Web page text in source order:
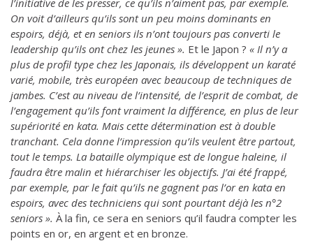
On voit d’ailleurs qu’ils sont un peu moins dominants en
espoirs, déjà, et en seniors ils n’ont toujours pas converti le
leadership qu’ils ont chez les jeunes ». Et le Japon ? « Il n’y a
plus de profil type chez les Japonais, ils développent un karaté
varié, mobile, très européen avec beaucoup de techniques de
jambes. C’est au niveau de l’intensité, de l’esprit de combat, de
l’engagement qu’ils font vraiment la différence, en plus de leur
supériorité en kata. Mais cette détermination est à double
tranchant. Cela donne l’impression qu’ils veulent être partout,
tout le temps. La bataille olympique est de longue haleine, il
faudra être malin et hiérarchiser les objectifs. J’ai été frappé,
par exemple, par le fait qu’ils ne gagnent pas l’or en kata en
espoirs, avec des techniciens qui sont pourtant déjà les n°2
seniors ». À la fin, ce sera en seniors qu’il faudra compter les
points en or, en argent et en bronze.